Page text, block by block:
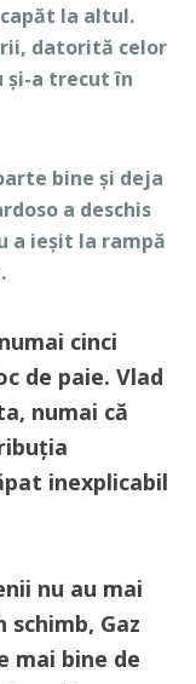
la altul.
datorită celor
și-a trecut în
bine și deja
a deschis
a ieșit la rampă
cinci
de paie. Vlad
numai că
inexplicabil
nu au mai
schimb, Gaz
mai bine de